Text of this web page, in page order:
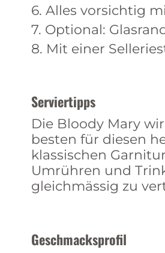
6. Alles vorsichtig
7. Optional:
8. Mit einer
Serviertipps
Die Bloody Mary
besten für diesen
klassischen
Umrühren und
gleichmässig zu
Geschmacksprofil